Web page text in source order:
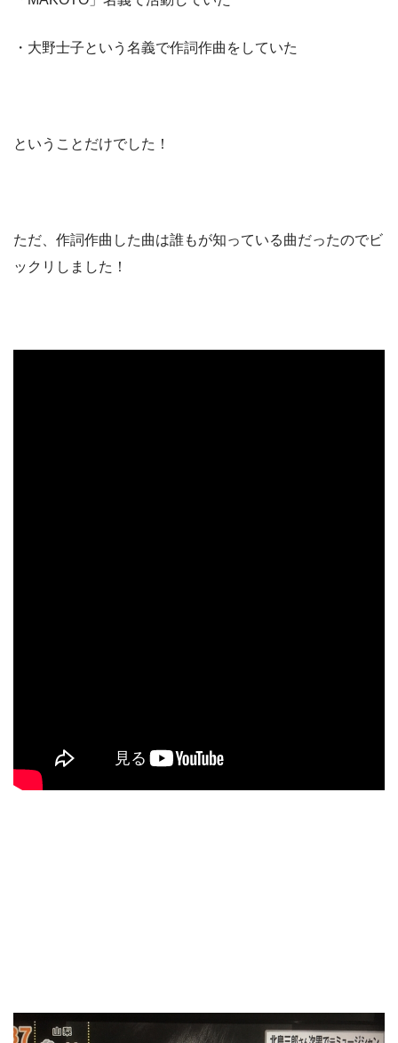
・大野士子という名義で作詞作曲をしていた
ということだけでした！
ただ、作詞作曲した曲は誰もが知っている曲だったのでビ
ックリしました！